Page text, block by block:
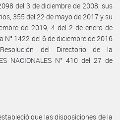
del 3 de diciembre de 2008, sus
355 del 22 de mayo de 2017 y su
de 2019, 4 del 2 de enero de
1422 del 6 de diciembre de 2016
del Directorio de la
NACIONALES N° 410 del 27 de
que las disposiciones de la